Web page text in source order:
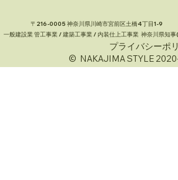
一般建設業 管工事業 / 建築工事業 / 内装仕上工事業 神奈川県知
〒216-0005 神奈川県川崎市宮前区土橋4丁目1-9
プライバシーポ
© NAKAJIMA STYLE